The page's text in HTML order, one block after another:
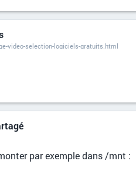
video-selection-logiciels-gratuits.html
par exemple dans /mnt :